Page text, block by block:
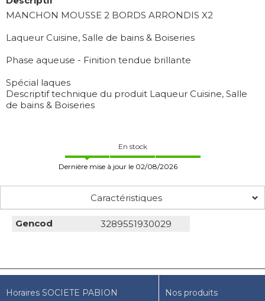
MANCHON MOUSSE 2 BORDS ARRONDIS X2
Laqueur Cuisine, Salle de bains & Boiseries
Phase aqueuse - Finition tendue brillante
Spécial laques
Descriptif technique du produit Laqueur Cuisine, Salle
de bains & Boiseries
En stock
Dernière mise à jour le 02/08/2026
Caractéristiques
Gencod 3289551930029
Horaires SOCIETE PABION
Nos produits